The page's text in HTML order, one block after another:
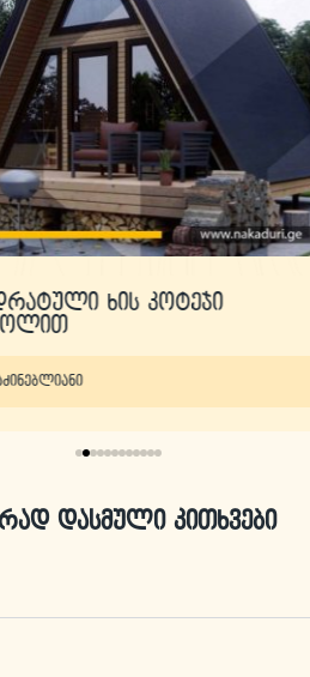
ხის კოტეჯი
დასმული კითხვები